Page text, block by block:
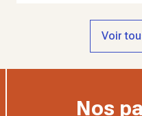
Voir
Nos